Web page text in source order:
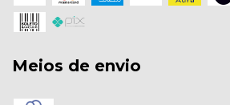
Meios de envio